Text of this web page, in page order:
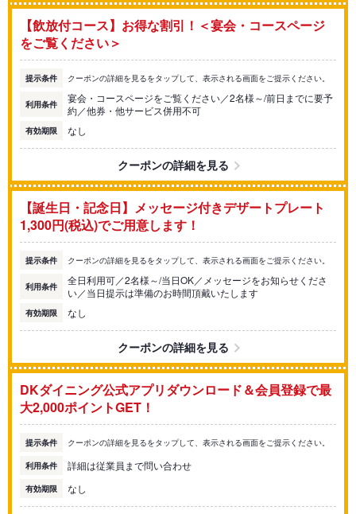
【飲放付コース】お得な割引！＜宴会・コースページ
をご覧ください＞
提示条件 クーポンの詳細を見るをタップして、表示される画面をご提示ください。
利用条件
宴会・コースページをご覧ください／2名様～/前日までに要予
約／他券・他サービス併用不可
有効期限 なし
クーポンの詳細を見る
【誕生日・記念日】メッセージ付きデザートプレート
1,300円(税込)でご用意します！
提示条件 クーポンの詳細を見るをタップして、表示される画面をご提示ください。
利用条件
全日利用可／2名様～/当日OK／メッセージをお知らせくださ
い／当日提示は準備のお時間頂戴いたします
有効期限 なし
クーポンの詳細を見る
DKダイニング公式アプリダウンロード＆会員登録で最
大2,000ポイントGET！
提示条件 クーポンの詳細を見るをタップして、表示される画面をご提示ください。
利用条件 詳細は従業員まで問い合わせ
有効期限 なし